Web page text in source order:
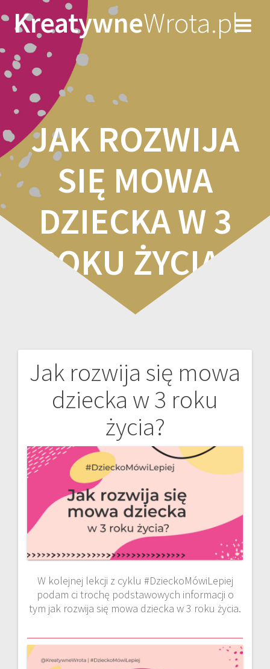
to
content
KreatywneWrota.pl
JAK ROZWIJA
SIĘ MOWA
DZIECKA W 3
ROKU ŻYCIA?
Jak rozwija się mowa
dziecka w 3 roku
życia?
W kolejnej lekcji z cyklu #DzieckoMówiLepiej
podam ci trochę podstawowych informacji o
tym jak rozwija się mowa dziecka w 3 roku życia.
Nawigacja
wpisu